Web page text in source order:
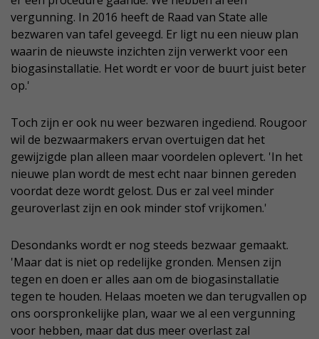
vergunning. In 2016 heeft de Raad van State alle
bezwaren van tafel geveegd. Er ligt nu een nieuw plan
waarin de nieuwste inzichten zijn verwerkt voor een
biogasinstallatie. Het wordt er voor de buurt juist beter
op.'
Toch zijn er ook nu weer bezwaren ingediend. Rougoor
wil de bezwaarmakers ervan overtuigen dat het
gewijzigde plan alleen maar voordelen oplevert. 'In het
nieuwe plan wordt de mest echt naar binnen gereden
voordat deze wordt gelost. Dus er zal veel minder
geuroverlast zijn en ook minder stof vrijkomen.'
Desondanks wordt er nog steeds bezwaar gemaakt.
'Maar dat is niet op redelijke gronden. Mensen zijn
tegen en doen er alles aan om de biogasinstallatie
tegen te houden. Helaas moeten we dan terugvallen op
ons oorspronkelijke plan, waar we al een vergunning
voor hebben, maar dat dus meer overlast zal